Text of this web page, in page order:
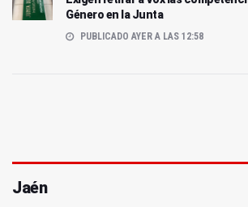
Género en la Junta
PUBLICADO AYER A LAS 12:58
Jaén